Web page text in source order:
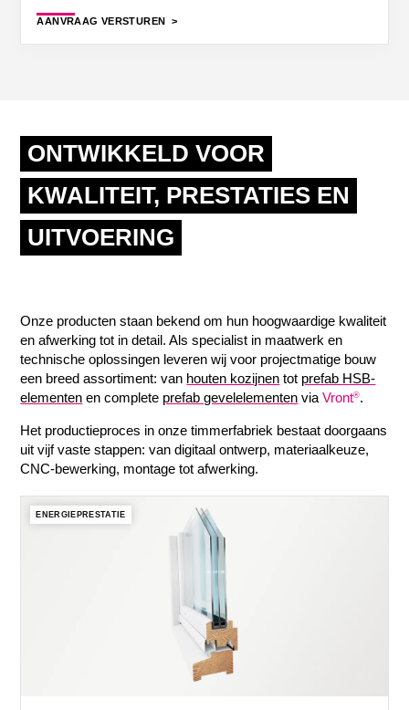
AANVRAAG VERSTUREN
ONTWIKKELD VOOR
KWALITEIT, PRESTATIES EN
UITVOERING
Onze producten staan bekend om hun hoogwaardige kwaliteit
en afwerking tot in detail. Als specialist in maatwerk en
technische oplossingen leveren wij voor projectmatige bouw
een breed assortiment: van houten kozijnen tot prefab HSB-
elementen en complete prefab gevelelementen viaVront®.
Het productieproces in onze timmerfabriek bestaat doorgaans
uit vijf vaste stappen: van digitaal ontwerp, materiaalkeuze,
CNC-bewerking, montage tot afwerking.
ENERGIEPRESTATIE